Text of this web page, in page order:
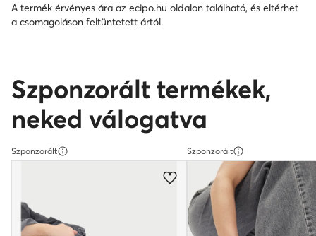
A termék érvényes ára az ecipo.hu oldalon található, és eltérhet
a csomagoláson feltüntetett ártól.
Szponzorált termékek,
neked válogatva
Szponzorált Szponzorált